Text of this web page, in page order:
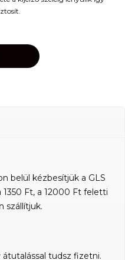
belül kézbesítjük a GLS
Ft, a 12000 Ft feletti
szállítjuk.
tudsz fizetni.